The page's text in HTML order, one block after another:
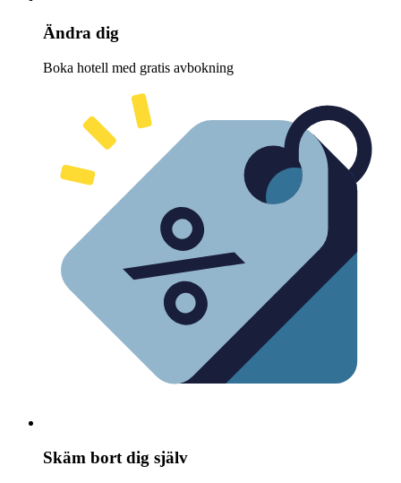
Ändra dig
Boka hotell med gratis avbokning
Skäm bort dig själv